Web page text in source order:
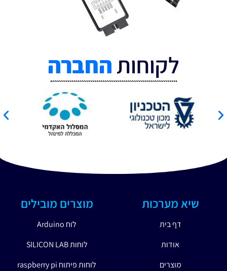
לקוחותהחברה
שיא מערכות
דף בית
אודות
מוצרים
מוצרים מובילים
לוח Arduino
לוחות SILICON LAB
לוחות פיתוח raspberry pi